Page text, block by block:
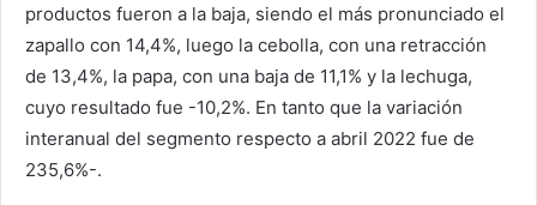
productos fueron a la baja, siendo el más pronunciado el
zapallo con 14,4%, luego la cebolla, con una retracción
de 13,4%, la papa, con una baja de 11,1% y la lechuga,
cuyo resultado fue -10,2%. En tanto que la variación
interanual del segmento respecto a abril 2022 fue de
235,6%-.